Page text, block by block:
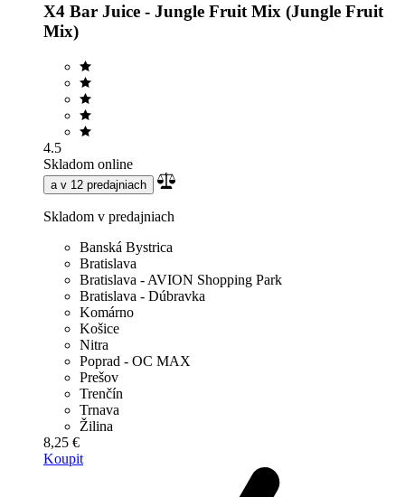
X4 Bar Juice - Jungle Fruit Mix (Jungle Fruit
Mix)
4.5
Skladom online
a v 12 predajniach
Skladom v predajniach
Banská Bystrica
Bratislava
Bratislava - AVION Shopping Park
Bratislava - Dúbravka
Komárno
Košice
Nitra
Poprad - OC MAX
Prešov
Trenčín
Trnava
Žilina
8,25 €
Koupit